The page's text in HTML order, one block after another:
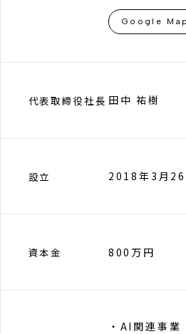
Google Map
代表取締役社長 田中 祐樹
設立 2018年3月26
資本金 800万円
・AI関連事業